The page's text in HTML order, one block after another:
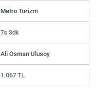
Metro Turizm
7s 3dk
Ali Osman Ulusoy
1.067 TL